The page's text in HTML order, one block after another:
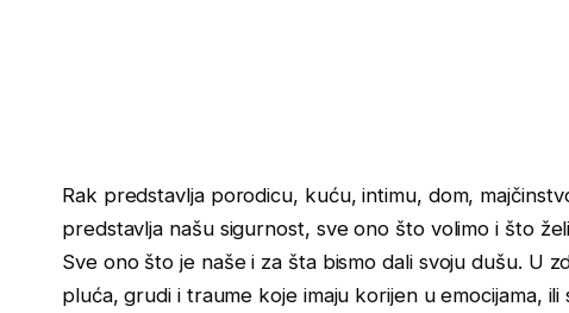
Rak predstavlja porodicu, kuću, intimu, dom,
predstavlja našu sigurnost, sve ono što volimo i što
Sve ono što je naše i za šta bismo dali svoju dušu. U
pluća, grudi i traume koje imaju korijen u emocijama,